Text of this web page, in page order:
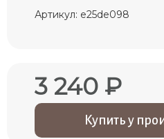
Артикул: e25de098
3 240 ₽
Купить у